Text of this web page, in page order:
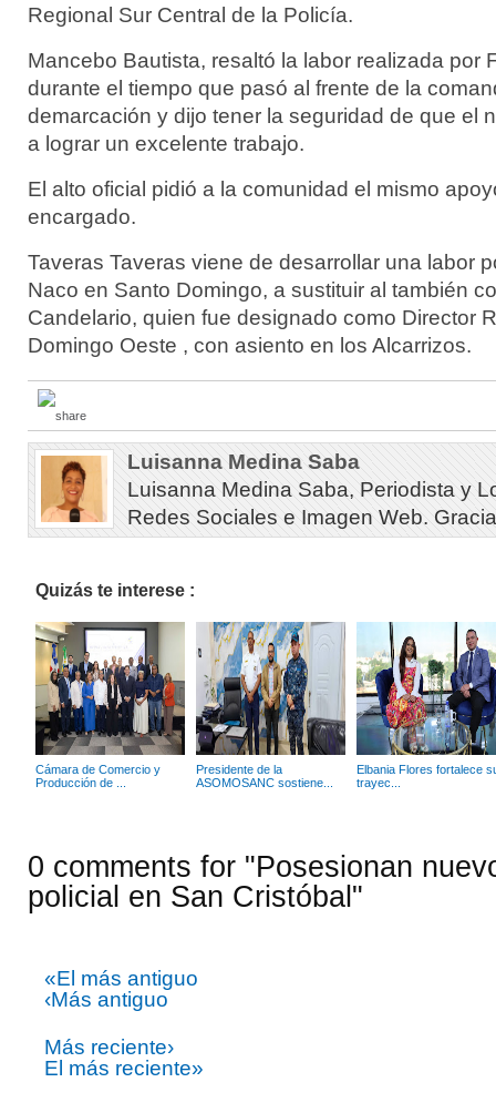
Regional Sur Central de la Policía.
Mancebo Bautista, resaltó la labor realizada por
durante el tiempo que pasó al frente de la
demarcación y dijo tener la seguridad de que el
a lograr un excelente trabajo.
El alto oficial pidió a la comunidad el mismo
encargado.
Taveras Taveras viene de desarrollar una labor
Naco en Santo Domingo, a sustituir al también
Candelario, quien fue designado como Director
Domingo Oeste , con asiento en los Alcarrizos.
Luisanna Medina Saba
Luisanna Medina Saba, Periodista y
Redes Sociales e Imagen Web.
Quizás te interese :
Cámara de Comercio y
Producción de ...
Presidente de la
ASOMOSANC sostiene...
Elbania Flores fortalece
trayec...
0 comments for "Posesionan
policial en San Cristóbal"
«El más antiguo
‹Más antiguo
Más reciente›
El más reciente»